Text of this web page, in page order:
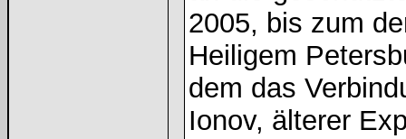
2005, bis zum
Heiligem
dem das
Ionov, älterer